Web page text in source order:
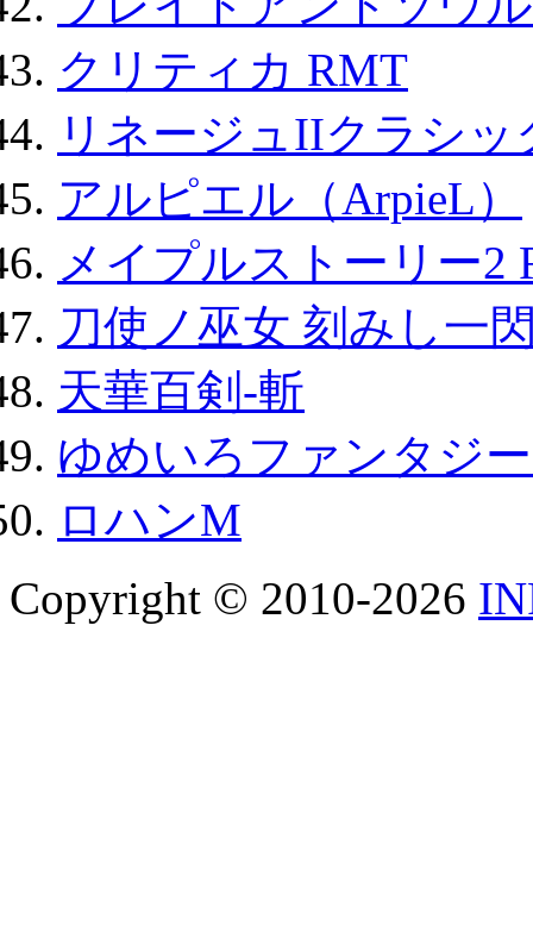
クリティカ RMT
リネージュIIクラシ
アルピエル（ArpieL）
メイプルストーリー2
刀使ノ巫女 刻みし一
天華百剣-斬
ゆめいろファンタジ
ロハンM
Copyright © 2010-2026